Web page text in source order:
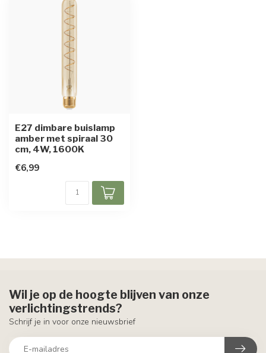
E27 dimbare buislamp
amber met spiraal 30
cm, 4W, 1600K
€6,99
Wil je op de hoogte blijven van onze
verlichtingstrends?
Schrijf je in voor onze nieuwsbrief